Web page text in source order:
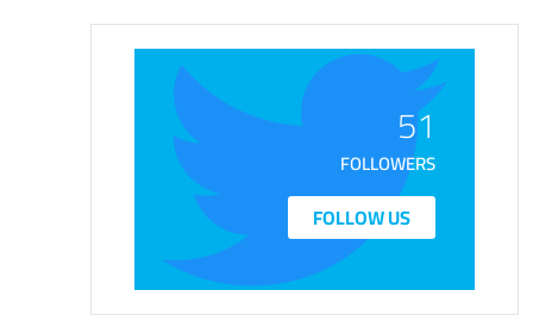
51
FOLLOWERS
FOLLOW US